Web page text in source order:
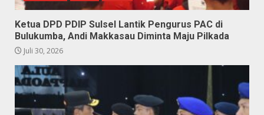
Ketua DPD PDIP Sulsel Lantik Pengurus PAC di
Bulukumba, Andi Makkasau Diminta Maju Pilkada
Juli 30, 2026